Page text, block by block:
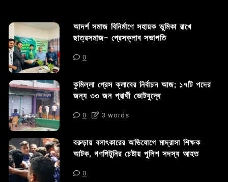
আদর্শ সমাজ বিনির্মাণে সহায়ক ভুমিকা রাখে
ছাত্রসমাজ- প্রেসক্লাব সভাপতি
0
কুমিল্লা প্রেস ক্লাবের নির্বাচন আজ; ১৭টি পদের
জন্য ৩৩ জন প্রার্থী ভোটযুদ্ধে
0 3 words
বরুড়ায় বলাৎকারের অভিযোগে মাদ্রাসা শিক্ষক
আটক, গণপিটুনির চেষ্টায় পুলিশ সদস্য আহত
0